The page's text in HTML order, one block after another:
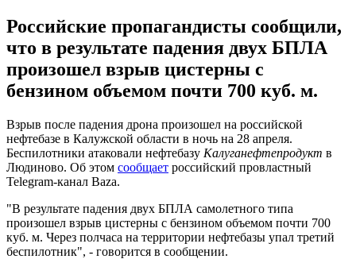
Российские пропагандисты сообщили,
что в результате падения двух БПЛА
произошел взрыв цистерны с
бензином объемом почти 700 куб. м.
Взрыв после падения дрона произошел на российской
нефтебазе в Калужской области в ночь на 28 апреля.
Беспилотники атаковали нефтебазу Калуганефтепродукт в
Людиново. Об этом сообщает российский провластный
Telegram-канал Baza.
"В результате падения двух БПЛА самолетного типа
произошел взрыв цистерны с бензином объемом почти 700
куб. м. Через полчаса на территории нефтебазы упал третий
беспилотник", - говорится в сообщении.